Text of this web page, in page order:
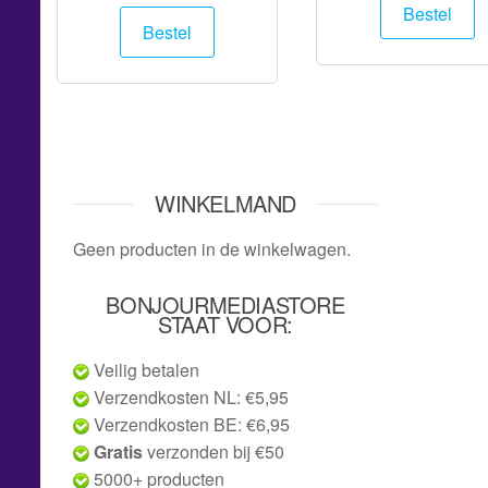
Bestel
Bestel
WINKELMAND
Geen producten in de winkelwagen.
BONJOURMEDIASTORE
STAAT VOOR:
Veilig betalen
Verzendkosten NL: €5,95
Verzendkosten BE: €6,95
Gratisverzonden bij €50
5000+ producten